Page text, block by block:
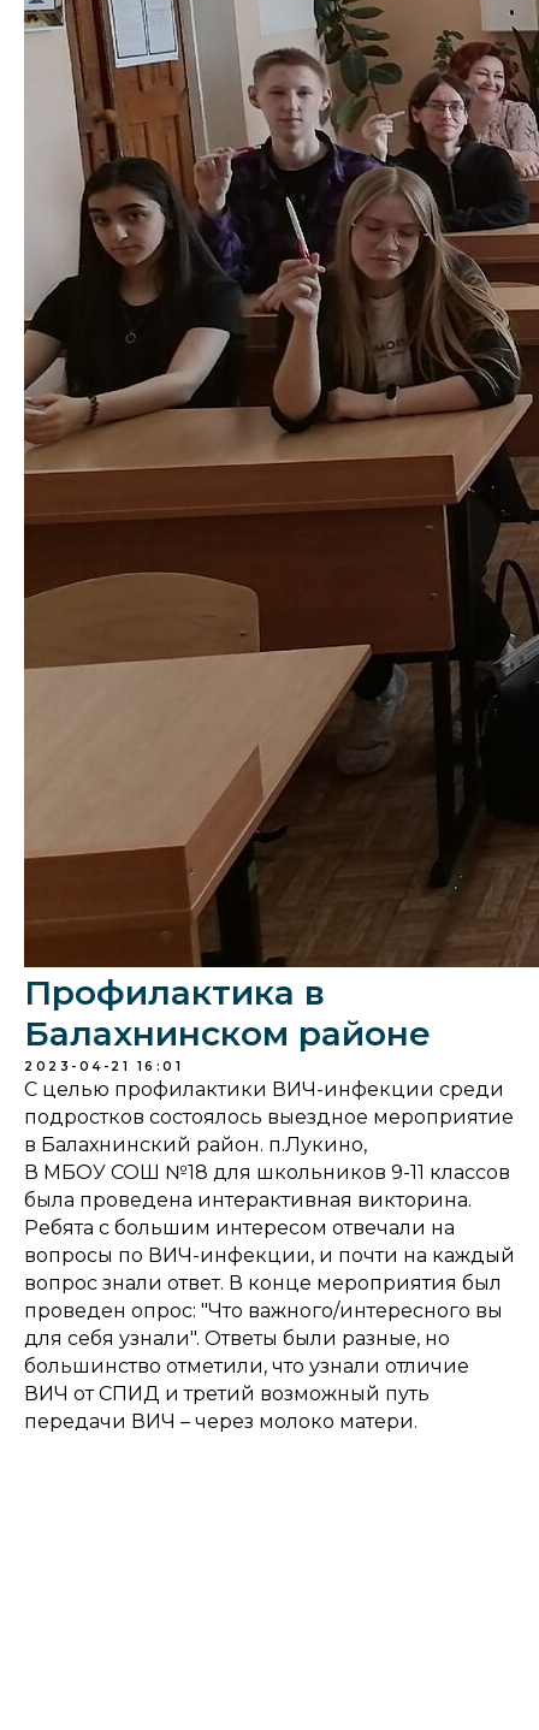
Профилактика в
Балахнинском районе
2023-04-21 16:01
С целью профилактики ВИЧ-инфекции среди
подростков состоялось выездное мероприятие
в Балахнинский район. п.Лукино,
В МБОУ СОШ №18 для школьников 9-11 классов
была проведена интерактивная викторина.
Ребята с большим интересом отвечали на
вопросы по ВИЧ-инфекции, и почти на каждый
вопрос знали ответ. В конце мероприятия был
проведен опрос: "Что важного/интересного вы
для себя узнали". Ответы были разные, но
большинство отметили, что узнали отличие
ВИЧ от СПИД и третий возможный путь
передачи ВИЧ – через молоко матери.